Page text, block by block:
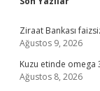
Ziraat Bankası
Ağustos 9, 2026
Kuzu etinde omega
Ağustos 8, 2026